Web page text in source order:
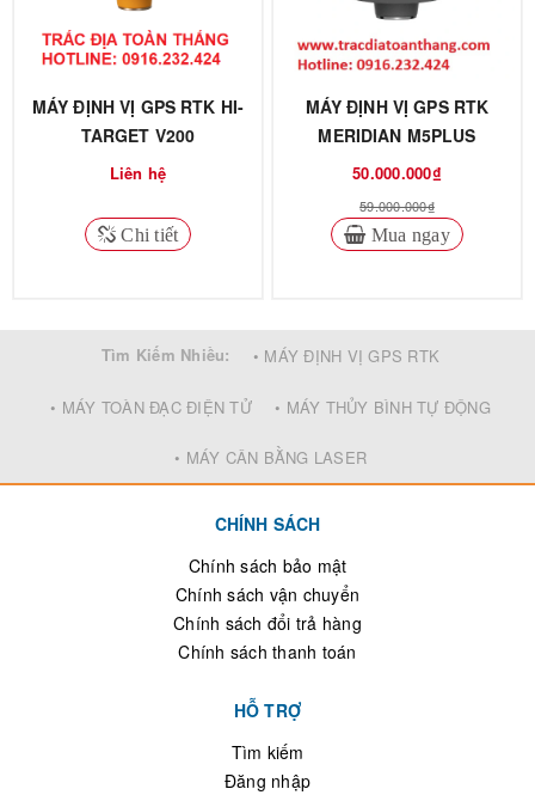
MÁY ĐỊNH VỊ GPS RTK HI-
TARGET V200
Liên hệ
Chi tiết
MÁY ĐỊNH VỊ GPS RTK
MERIDIAN M5PLUS
50.000.000₫
59.000.000₫
Mua ngay
Tìm Kiếm Nhiều: • MÁY ĐỊNH VỊ GPS RTK
• MÁY TOÀN ĐẠC ĐIỆN TỬ • MÁY THỦY BÌNH TỰ ĐỘNG
• MÁY CÂN BẰNG LASER
CHÍNH SÁCH
Chính sách bảo mật
Chính sách vận chuyển
Chính sách đổi trả hàng
Chính sách thanh toán
HỖ TRỢ
Tìm kiếm
Đăng nhập